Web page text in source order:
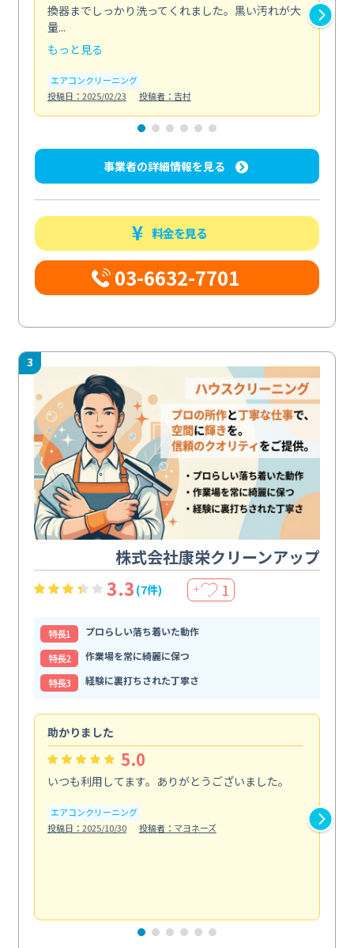
換器までしっかり洗ってくれました。黒い汚れが大
量...
もっと見る
エアコンクリーニング
投稿日：2025/02/23
投稿者：吉村
事業者の詳細情報を見る
料金を見る
03-6632-7701
3
株式会社康栄クリーンアップ
3.3 (7件) ＋ 1
特⻑1
プロらしい落ち着いた動作
特⻑2
作業場を常に綺麗に保つ
特⻑3
経験に裏打ちされた丁寧さ
助かりました
5.0
いつも利用してます。ありがとうございました。
エアコンクリーニング
投稿日：2025/10/30
投稿者：マヨネーズ